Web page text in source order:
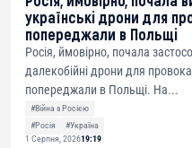
українські дрони для
попереджали в Польщі
Росія, ймовірно, почала
далекобійні дрони для
попереджали в Польщі. На...
#Війна з Росією
#Росія
#Україна
1 Серпня, 202619:19